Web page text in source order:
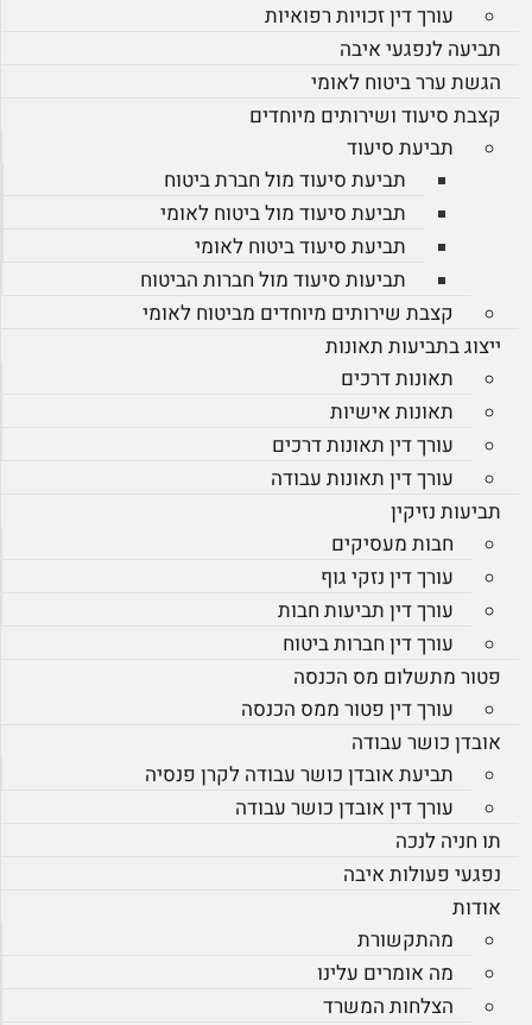
עורך דין זכויות רפואיות
תביעה לנפגעי איבה
הגשת ערר ביטוח לאומי
קצבת סיעוד ושירותים מיוחדים
תביעת סיעוד
תביעת סיעוד מול חברת ביטוח
תביעת סיעוד מול ביטוח לאומי
תביעת סיעוד ביטוח לאומי
תביעות סיעוד מול חברות הביטוח
קצבת שירותים מיוחדים מביטוח לאומי
ייצוג בתביעות תאונות
תאונות דרכים
תאונות אישיות
עורך דין תאונות דרכים
עורך דין תאונות עבודה
תביעות נזיקין
חבות מעסיקים
עורך דין נזקי גוף
עורך דין תביעות חבות
עורך דין חברות ביטוח
פטור מתשלום מס הכנסה
עורך דין פטור ממס הכנסה
אובדן כושר עבודה
תביעת אובדן כושר עבודה לקרן פנסיה
עורך דין אובדן כושר עבודה
תו חניה לנכה
נפגעי פעולות איבה
אודות
מהתקשורת
מה אומרים עלינו
הצלחות המשרד